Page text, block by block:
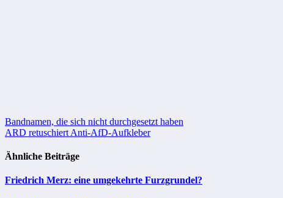
Beitragsnavigation
Bandnamen, die sich nicht durchgesetzt haben
ARD retuschiert Anti-AfD-Aufkleber
Ähnliche Beiträge
Friedrich Merz: eine umgekehrte Furzgrundel?